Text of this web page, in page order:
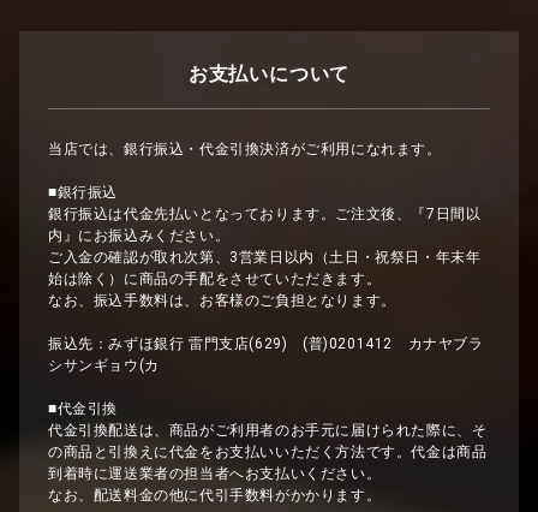
お支払いについて
当店では、銀行振込・代金引換決済がご利用になれます。
■銀行振込
銀行振込は代金先払いとなっております。ご注文後、『7日間以
内』にお振込みください。
ご入金の確認が取れ次第、3営業日以内（土日・祝祭日・年末年
始は除く）に商品の手配をさせていただきます。
なお、振込手数料は、お客様のご負担となります。
振込先：みずほ銀行 雷門支店(629) (普)0201412 カナヤブラ
シサンギョウ(カ
■代金引換
代金引換配送は、商品がご利用者のお手元に届けられた際に、そ
の商品と引換えに代金をお支払いいただく方法です。代金は商品
到着時に運送業者の担当者へお支払いください。
なお、配送料金の他に代引手数料がかかります。